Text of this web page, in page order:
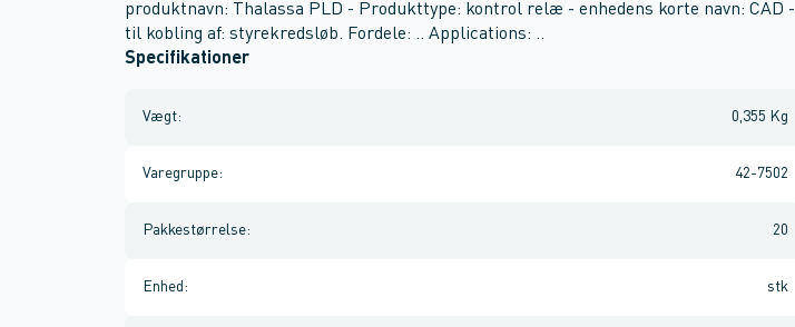
produktnavn: Thalassa PLD - Produkttype: kontrol relæ - enhedens korte navn: CAD -
til kobling af: styrekredsløb. Fordele: .. Applications: ..
Specifikationer
Vægt: 0,355 Kg
Varegruppe: 42-7502
Pakkestørrelse: 20
Enhed : stk